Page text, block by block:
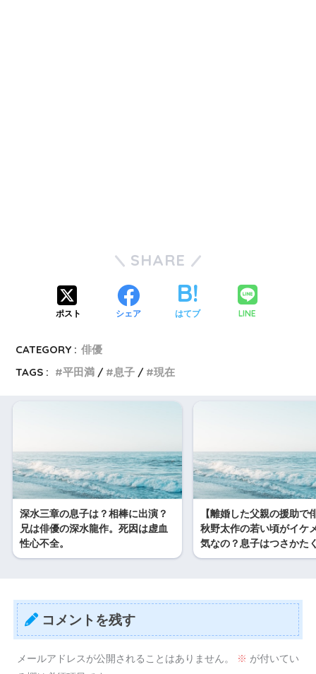
SHARE
ポスト シェア はてブ LINE
CATEGORY : 俳優
TAGS :
平田満 息子 現在
深水三章の息子は？相棒に出演？
兄は俳優の深水龍作。死因は虚血
性心不全。
【離婚した父親の援助で
秋野太作の若い頃がイケ
気なの？息子はつさかた
コメントを残す
メールアドレスが公開されることはありません。 ※ が付いてい